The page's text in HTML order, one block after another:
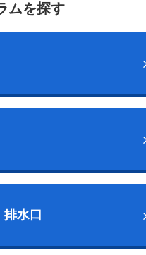
ムを探す
排水口